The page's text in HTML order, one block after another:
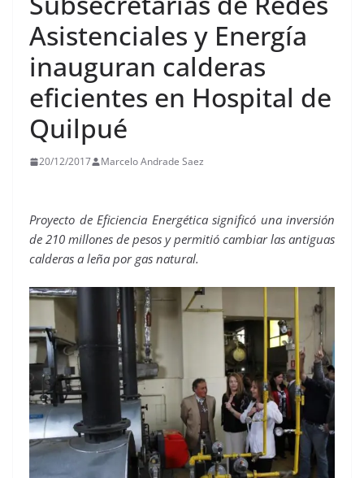
Asistenciales y Energía
inauguran calderas
eficientes en Hospital de
Quilpué
20/12/2017 Marcelo Andrade Saez
Proyecto de Eficiencia Energética significó una inversión
de 210 millones de pesos y permitió cambiar las antiguas
calderas a leña por gas natural.